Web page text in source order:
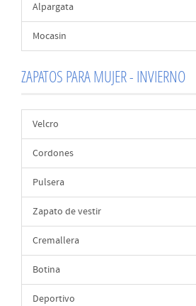
Alpargata
Mocasin
ZAPATOS PARA MUJER - INVIERNO
Velcro
Cordones
Pulsera
Zapato de vestir
Cremallera
Botina
Deportivo